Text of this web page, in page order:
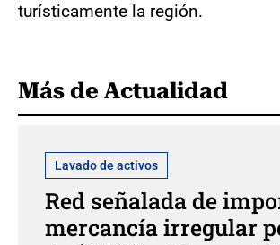
turísticamente la región.
Más de Actualidad
Lavado de activos
Red señalada de
mercancía irregular